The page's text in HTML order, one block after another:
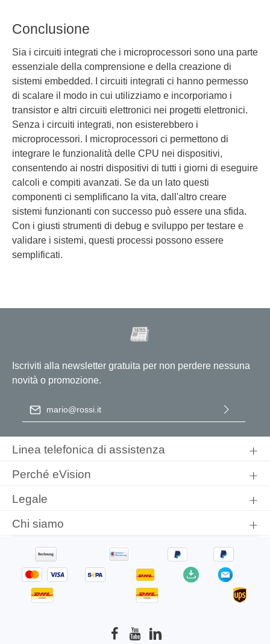
Conclusione
Sia i circuiti integrati che i microprocessori sono una parte
essenziale della comprensione e della creazione di
sistemi embedded. I circuiti integrati ci hanno permesso
di scalare il modo in cui utilizziamo e incorporiamo i
transistor e altri circuiti elettronici nei progetti elettronici.
Senza i circuiti integrati, non esisterebbero i
microprocessori. I microprocessori ci permettono di
integrare le funzionalità delle CPU nei dispositivi,
consentendo ai nostri dispositivi di tutti i giorni di eseguire
calcoli e compiti avanzati. Se da un lato questi
componenti ci semplificano la vita, dall'altro creare
sistemi funzionanti con successo può essere una sfida.
Con i giusti strumenti di debug e sviluppo per testare e
validare i sistemi, questi processi possono essere
semplificati.
Iscriviti alla newsletter gratuita per non perdere nessuna
novità o promozione.
Indirizzo e-mail
termini e condizioni generali.
Linea telefonica di assistenza
Perché eVision
Legale
Chi siamo